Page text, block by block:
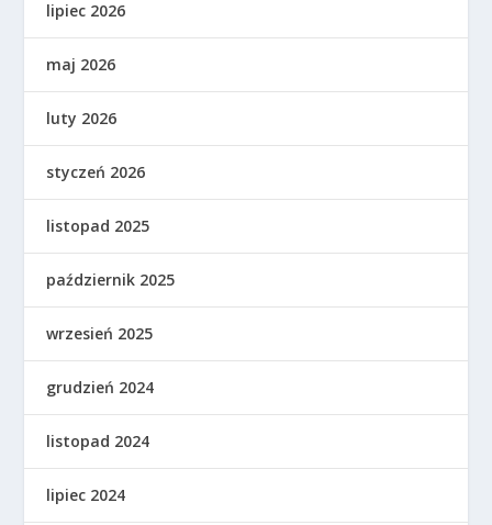
lipiec 2026
maj 2026
luty 2026
styczeń 2026
listopad 2025
październik 2025
wrzesień 2025
grudzień 2024
listopad 2024
lipiec 2024